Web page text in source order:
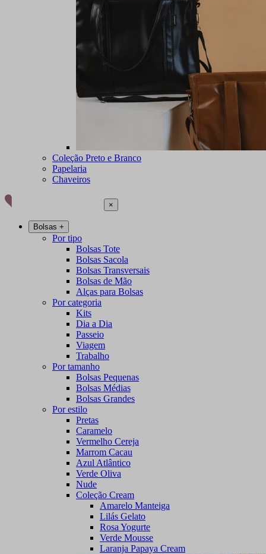
Coleção Preto e Branco
Papelaria
Chaveiros
×
Bolsas +
Por tipo
Bolsas Tote
Bolsas Sacola
Bolsas Transversais
Bolsas de Mão
Alças para Bolsas
Por categoria
Kits
Dia a Dia
Passeio
Viagem
Trabalho
Por tamanho
Bolsas Pequenas
Bolsas Médias
Bolsas Grandes
Por estilo
Pretas
Caramelo
Vermelho Cereja
Marrom Cacau
Azul Atlântico
Verde Oliva
Nude
Coleção Cream
Amarelo Manteiga
Lilás Gelato
Rosa Yogurte
Verde Mousse
Laranja Papaya Cream